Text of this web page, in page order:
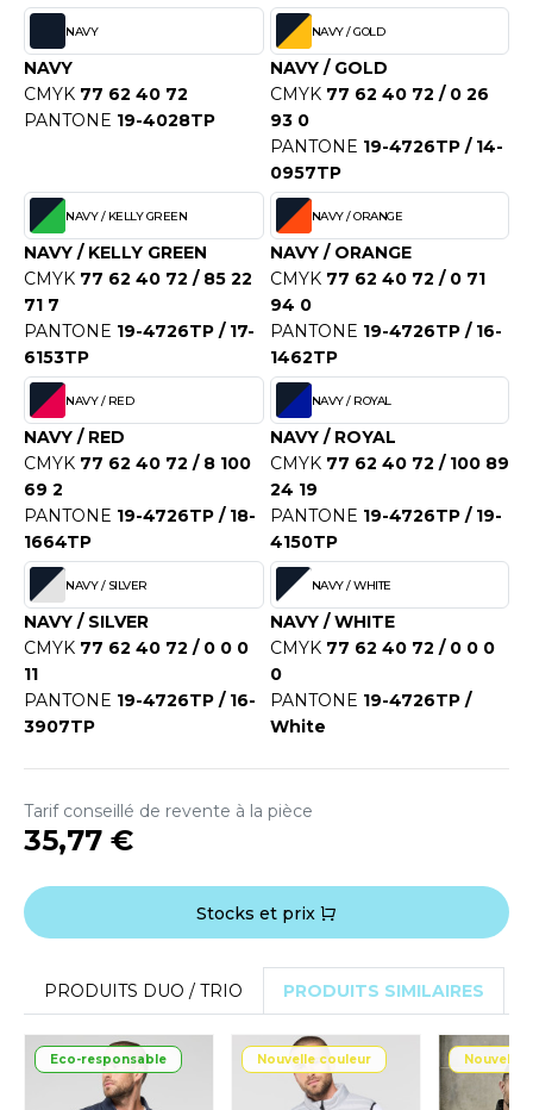
GEN
MORNING STUDIOS
SEGURIDAD
DUICK
LEWIS
ATHLETIC®
ETIQUETTE
CLOTHING
NAVY
NAVY
CMYK 77 62 40 72
PANTONE 19-4028TP
NAVY / GOLD
NAVY / GOLD
CMYK 77 62 40 72 / 0 26
93 0
PANTONE 19-4726TP / 14-
0957TP
NAVY / KELLY GREEN
NAVY / KELLY GREEN
CMYK 77 62 40 72 / 85 22
71 7
PANTONE 19-4726TP / 17-
6153TP
NAVY / ORANGE
NAVY / ORANGE
CMYK 77 62 40 72 / 0 71
94 0
PANTONE 19-4726TP / 16-
1462TP
NAVY / RED
NAVY / RED
CMYK 77 62 40 72 / 8 100
69 2
PANTONE 19-4726TP / 18-
1664TP
NAVY / ROYAL
NAVY / ROYAL
CMYK 77 62 40 72 / 100 89
24 19
PANTONE 19-4726TP / 19-
4150TP
NAVY / SILVER
NAVY / SILVER
CMYK 77 62 40 72 / 0 0 0
11
PANTONE 19-4726TP / 16-
3907TP
NAVY / WHITE
NAVY / WHITE
CMYK 77 62 40 72 / 0 0 0
0
PANTONE 19-4726TP /
White
Tarif conseillé de revente à la pièce
35,77 €
Stocks et prix
PRODUITS DUO / TRIO PRODUITS SIMILAIRES
Eco-responsable Nouvelle couleur Nouvelle